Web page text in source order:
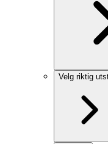
Velg riktig